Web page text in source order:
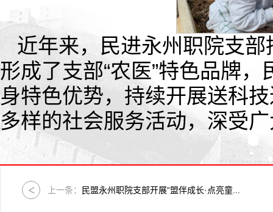
近年来，民进永州职院支部
形成了支部“农医”特色品牌
身特色优势，持续开展送科
多样的社会服务活动，深受
上一条： 民盟永州职院支部开展“盟伴成长·点亮童...